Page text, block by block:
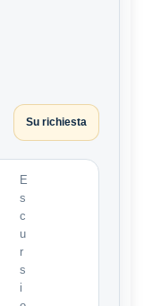
Su richiesta
E
s
c
u
r
s
i